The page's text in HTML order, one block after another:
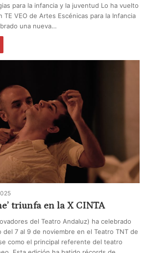
para la infancia y la juventud Lo ha vuelto
TE VEO de Artes Escénicas para la Infancia
una nueva…
triunfa en la X CINTA
del Teatro Andaluz) ha celebrado
del 7 al 9 de noviembre en el Teatro TNT de
como el principal referente del teatro